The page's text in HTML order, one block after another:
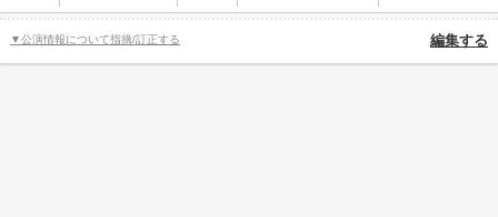
▼公演情報について指摘/訂正する 編集する